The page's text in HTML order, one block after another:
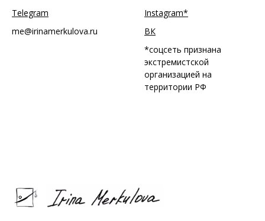
Telegram
me@irinamerkulova.ru
Instagram*
ВК
*соцсеть признана
экстремистской
организацией на
территории РФ